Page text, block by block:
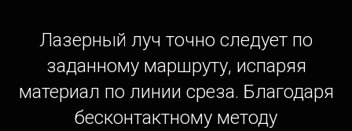
Лазерный луч точно следует по
заданному маршруту, испаряя
материал по линии среза. Благодаря
бесконтактному методу